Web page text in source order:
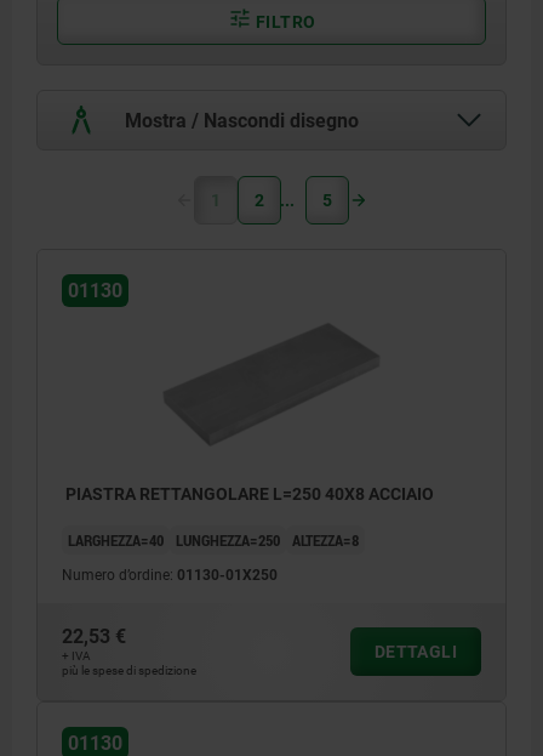
FILTRO
Mostra / Nascondi disegno
1 2 5
01130
PIASTRA RETTANGOLARE L=250 40X8 ACCIAIO
LARGHEZZA=40 LUNGHEZZA=250 ALTEZZA=8
Numero d’ordine: 01130-01X250
22,53 €
+ IVA
più le spese di spedizione
DETTAGLI
01130